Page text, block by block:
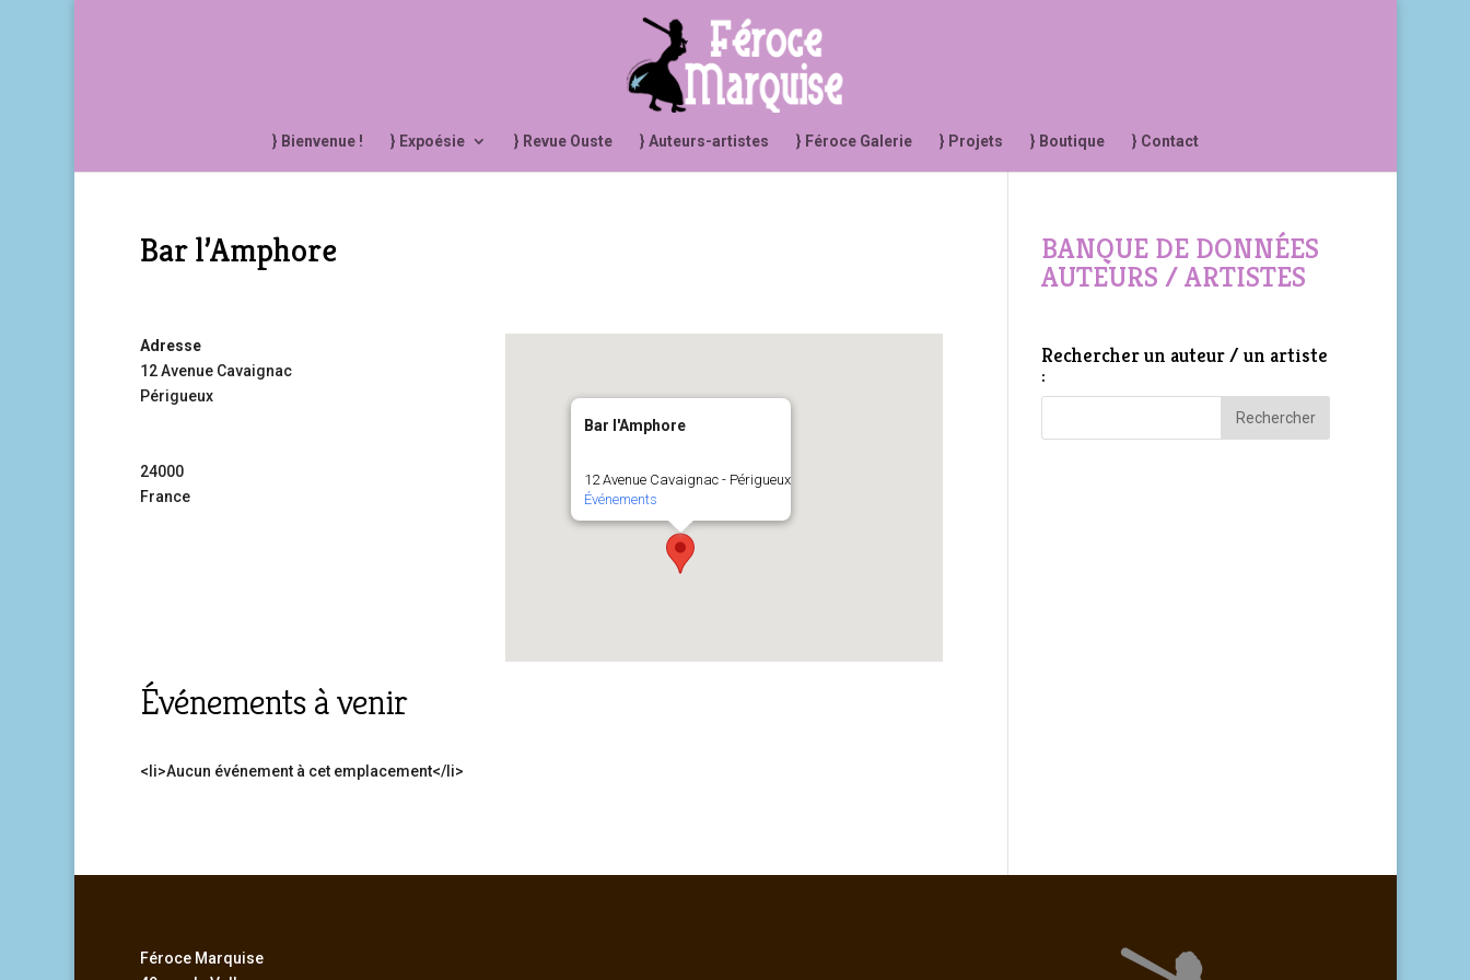
} Bienvenue ! } Expoésie } Revue Ouste } Auteurs-artistes } Féroce Galerie } Projets } Boutique } Contact
Bar l’Amphore
Bar l'Amphore
12 Avenue Cavaignac - Périgueux
Événements
Adresse
12 Avenue Cavaignac
Périgueux
24000
France
Événements à venir
<li>Aucun événement à cet emplacement</li>
BANQUE DE DONNÉES
AUTEURS / ARTISTES
Rechercher un auteur / un artiste
:
Féroce Marquise